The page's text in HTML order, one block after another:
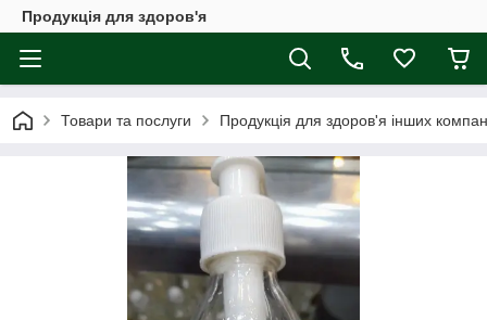
Продукція для здоров'я
Товари та послуги Продукція для здоров'я інших